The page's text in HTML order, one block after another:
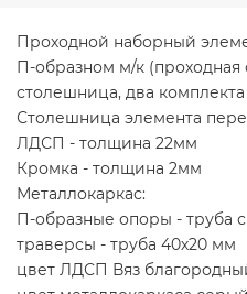
Проходной наборный
П-образном м/к (проходная
столешница, два
Столешница элемента
ЛДСП - толщина 22мм
Кромка - толщина 2мм
Металлокаркас:
П-образные опоры - труба
траверсы - труба 40х20 мм
цвет ЛДСП Вяз